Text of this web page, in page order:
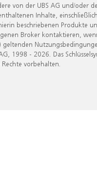
von der UBS AG und/oder
Inhalte,
beschriebenen Produkte
Broker kontaktieren,
geltenden
1998 - 2026. Das
vorbehalten.